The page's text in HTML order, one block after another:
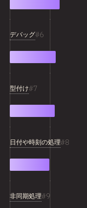
6
デバッグ
7
型付け
8
日付や時刻の処理
9
非同期処理